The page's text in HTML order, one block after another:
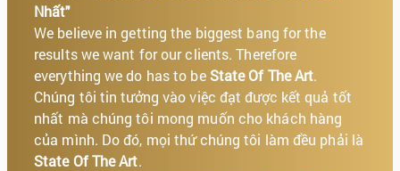
Nhất"
We believe in getting the biggest bang for the
results we want for our clients. Therefore
everything we do has to beState Of The Art.
Chúng tôi tin tưởng vào việc đạt được kết quả tốt
nhất mà chúng tôi mong muốn cho khách hàng
của mình. Do đó, mọi thứ chúng tôi làm đều phải là
State Of The Art.